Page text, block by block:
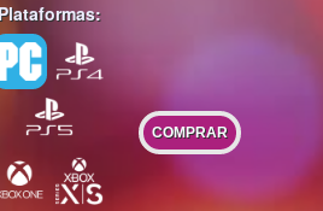
Plataformas:
COMPRAR